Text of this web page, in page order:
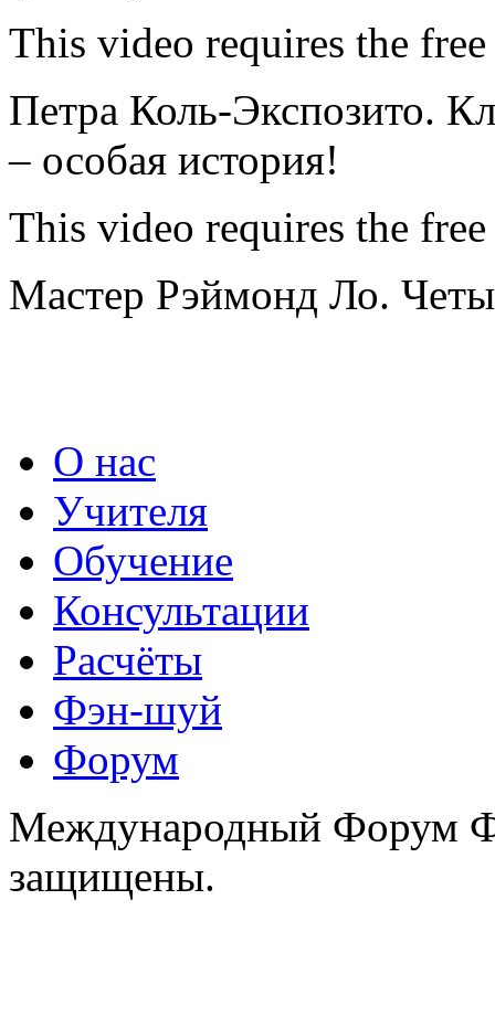
This video requires the
Петра Коль-Экспозито.
– особая история!
This video requires the
Мастер Рэймонд Ло.
О нас
Учителя
Обучение
Консультации
Расчёты
Фэн-шуй
Форум
Международный Форум
защищены.